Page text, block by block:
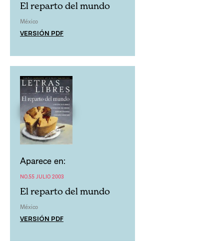
El reparto del mundo
México
VERSIÓN PDF
Aparece en:
NO.55 JULIO 2003
El reparto del mundo
México
VERSIÓN PDF